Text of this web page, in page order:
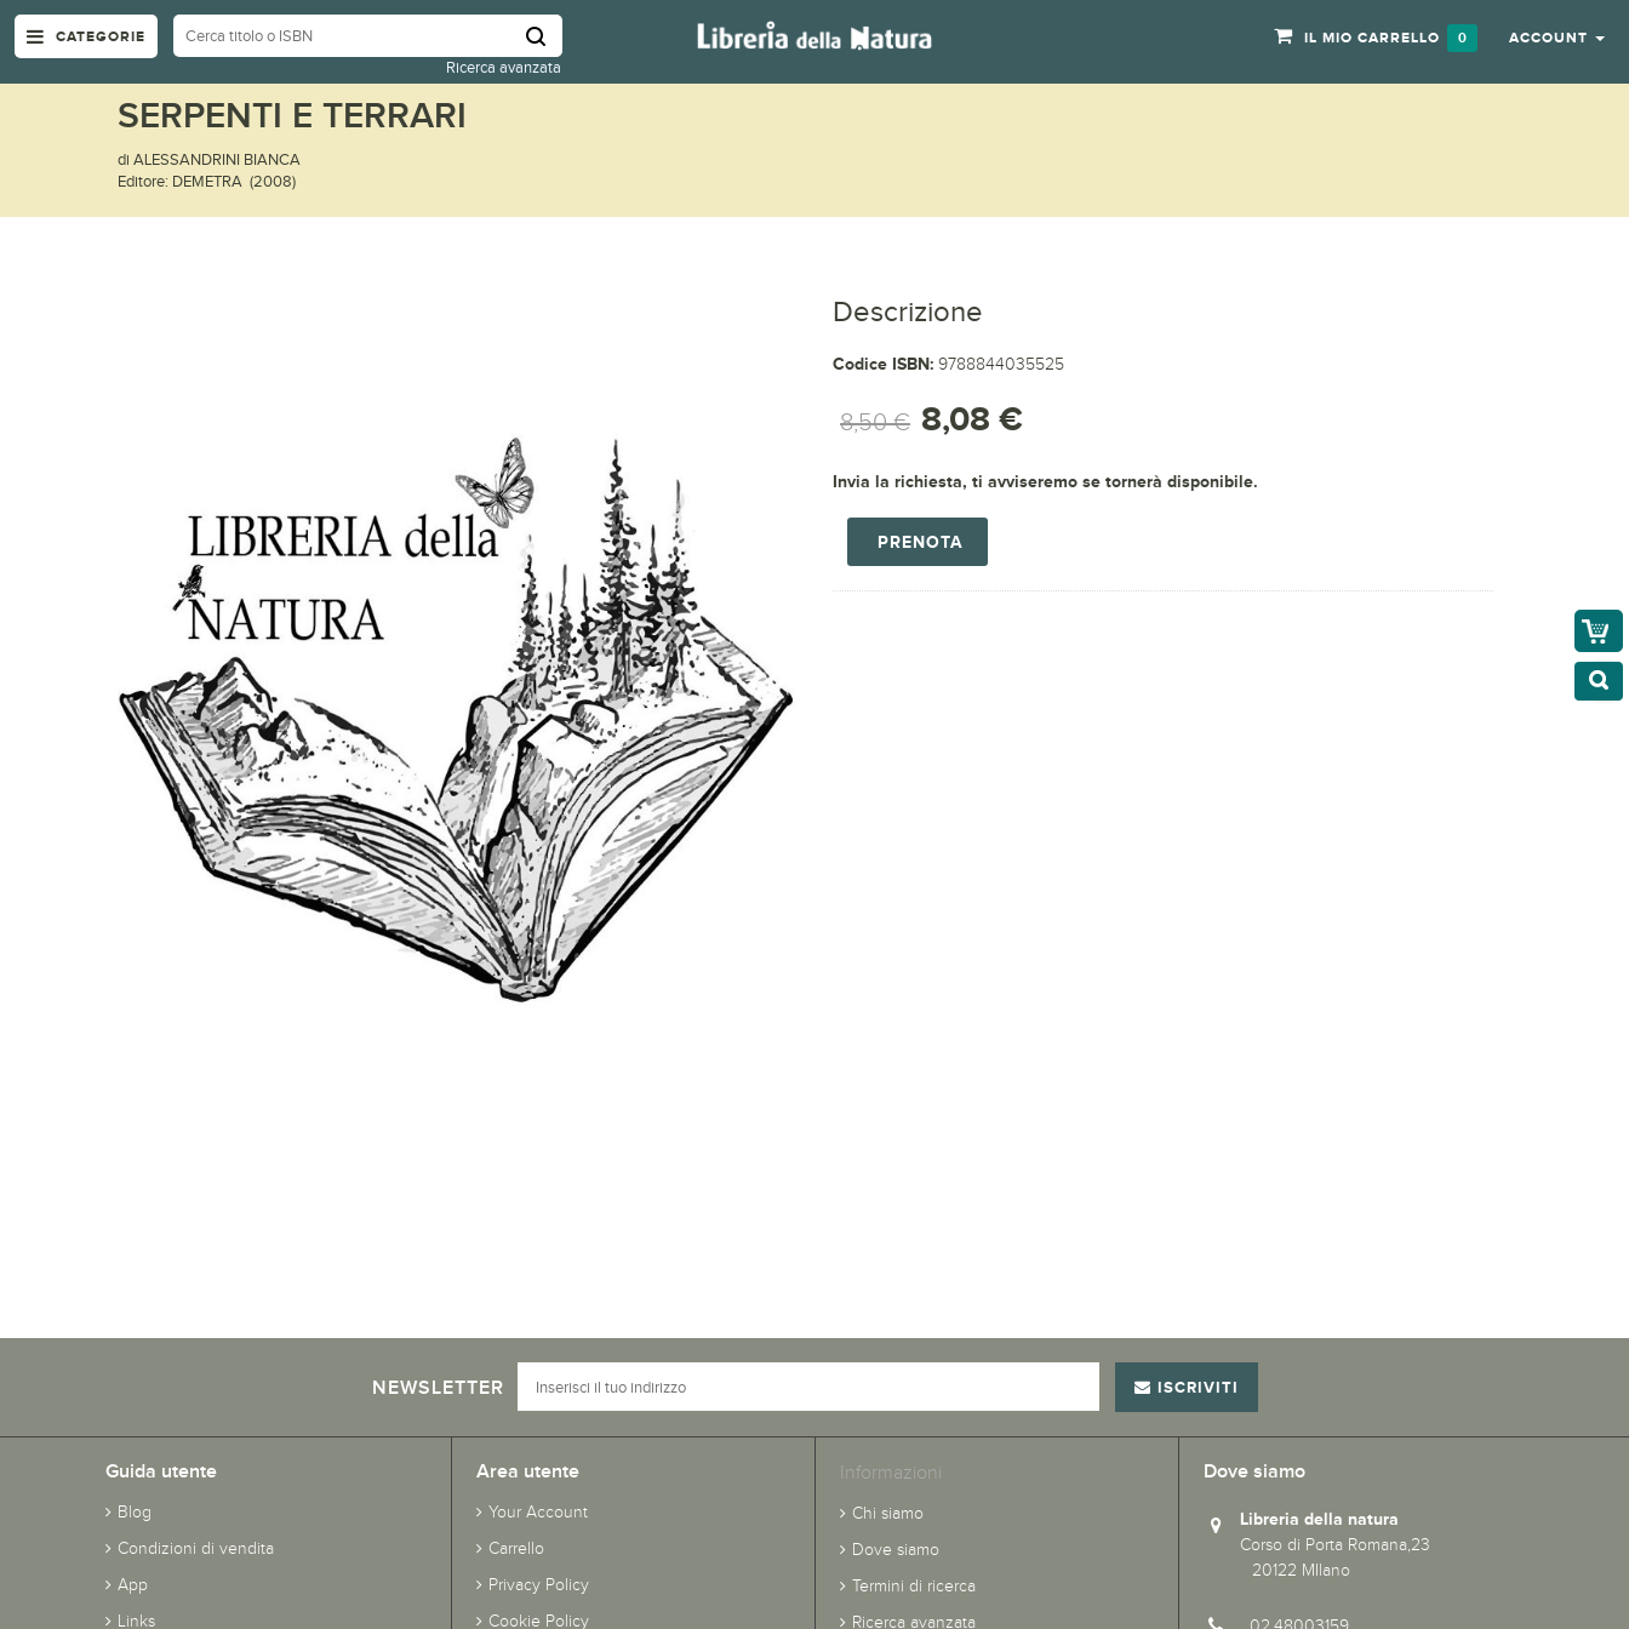
CATEGORIE
Ricerca avanzata
IL MIO CARRELLO 0 ACCOUNT
SERPENTI E TERRARI
di ALESSANDRINI BIANCA
Editore: DEMETRA (2008)
Descrizione
Codice ISBN: 9788844035525
8,50 € 8,08 €
Invia la richiesta, ti avviseremo se tornerà disponibile.
PRENOTA
NEWSLETTER ISCRIVITI
Guida utente
Blog
Condizioni di vendita
App
Links
Area utente
Your Account
Carrello
Privacy Policy
Cookie Policy
Informazioni
Chi siamo
Dove siamo
Termini di ricerca
Ricerca avanzata
Dove siamo
Libreria della natura
Corso di Porta Romana,23
20122 MIlano